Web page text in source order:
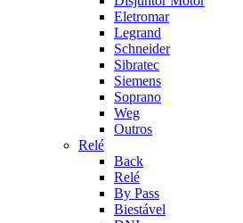
Eletromar
Legrand
Schneider
Sibratec
Siemens
Soprano
Weg
Outros
Relé
Back
Relé
By Pass
Biestável